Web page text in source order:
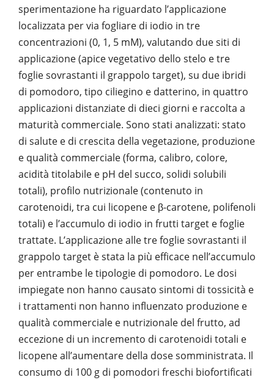
sperimentazione ha riguardato l’applicazione
localizzata per via fogliare di iodio in tre
concentrazioni (0, 1, 5 mM), valutando due siti di
applicazione (apice vegetativo dello stelo e tre
foglie sovrastanti il grappolo target), su due ibridi
di pomodoro, tipo ciliegino e datterino, in quattro
applicazioni distanziate di dieci giorni e raccolta a
maturità commerciale. Sono stati analizzati: stato
di salute e di crescita della vegetazione, produzione
e qualità commerciale (forma, calibro, colore,
acidità titolabile e pH del succo, solidi solubili
totali), profilo nutrizionale (contenuto in
carotenoidi, tra cui licopene e β-carotene, polifenoli
totali) e l’accumulo di iodio in frutti target e foglie
trattate. L’applicazione alle tre foglie sovrastanti il
grappolo target è stata la più efficace nell’accumulo
per entrambe le tipologie di pomodoro. Le dosi
impiegate non hanno causato sintomi di tossicità e
i trattamenti non hanno influenzato produzione e
qualità commerciale e nutrizionale del frutto, ad
eccezione di un incremento di carotenoidi totali e
licopene all’aumentare della dose somministrata. Il
consumo di 100 g di pomodori freschi biofortificati